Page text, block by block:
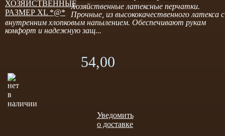
Хозяйственные латексные перчатки.
Прочные, из высококачественного латекса с
внутренним хлопковым напылением. Обеспечивают рукам
комфорт и надежную защ...
54,00
Уведомить
о доставке